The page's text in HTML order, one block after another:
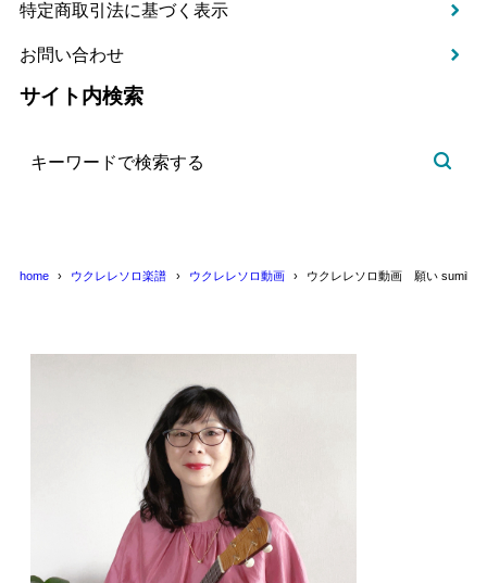
特定商取引法に基づく表示
お問い合わせ
サイト内検索
home ウクレレソロ楽譜 ウクレレソロ動画 ウクレレソロ動画 願い sumika